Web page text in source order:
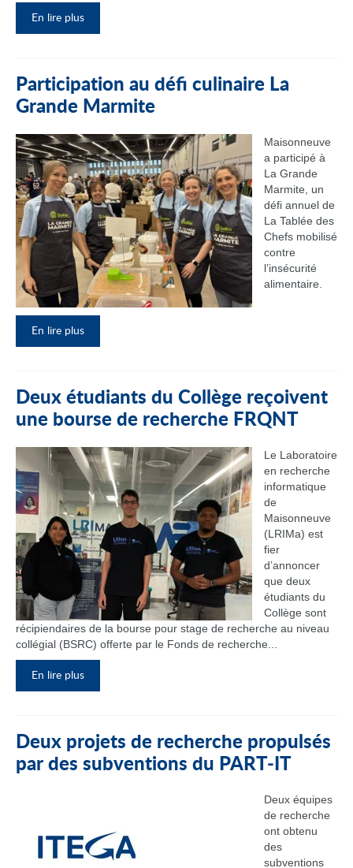
En lire plus
Participation au défi culinaire La
Grande Marmite
Maisonneuve
a participé à
La Grande
Marmite, un
défi annuel de
La Tablée des
Chefs mobilisé
contre
l’insécurité
alimentaire.
En lire plus
Deux étudiants du Collège reçoivent
une bourse de recherche FRQNT
Le Laboratoire
en recherche
informatique
de
Maisonneuve
(LRIMa) est
fier
d’annoncer
que deux
étudiants du
Collège sont
récipiendaires de la bourse pour stage de recherche au niveau
collégial (BSRC) offerte par le Fonds de recherche...
En lire plus
Deux projets de recherche propulsés
par des subventions du PART‑IT
Deux équipes
de recherche
ont obtenu
des
subventions